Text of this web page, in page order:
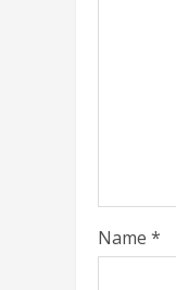
Name *